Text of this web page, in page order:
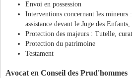
Envoi en possession
Interventions concernant les mineurs
assistance devant le Juge des
Protection des majeurs : Tutelle,
Protection du patrimoine
Testament
Avocat en Conseil des Prud'hommes